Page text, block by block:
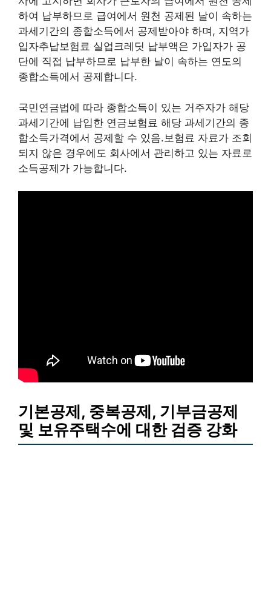
하여 납부하므로 급여에서 원천 공제된 날이 속하는
과세기간의 종합소득에서 공제받아야 하며, 지역가
입자추납보험료 실업크레딧 납부액은 가입자가 공
단에 직접 납부하므로 납부한 날이 속하는 연도의
종합소득에서 공제합니다.
국민연금법에 따라 종합소득이 있는 거주자가 해당
과세기간에 납입한 연금보험료 해당 과세기간의 종
합소득가격에서 공제할 수 있음.보험료 자료가 조회
되지 않은 경우에도 회사에서 관리하고 있는 자료로
소득공제가 가능합니다.
기본공제, 중복공제, 기부금공제
및 보유주택수에 대한 검증 강화